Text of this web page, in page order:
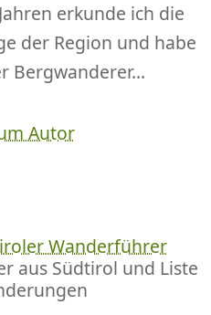
erkunde ich die
der Region und habe
Bergwanderer...
Autor
Wanderführer
aus Südtirol und Liste